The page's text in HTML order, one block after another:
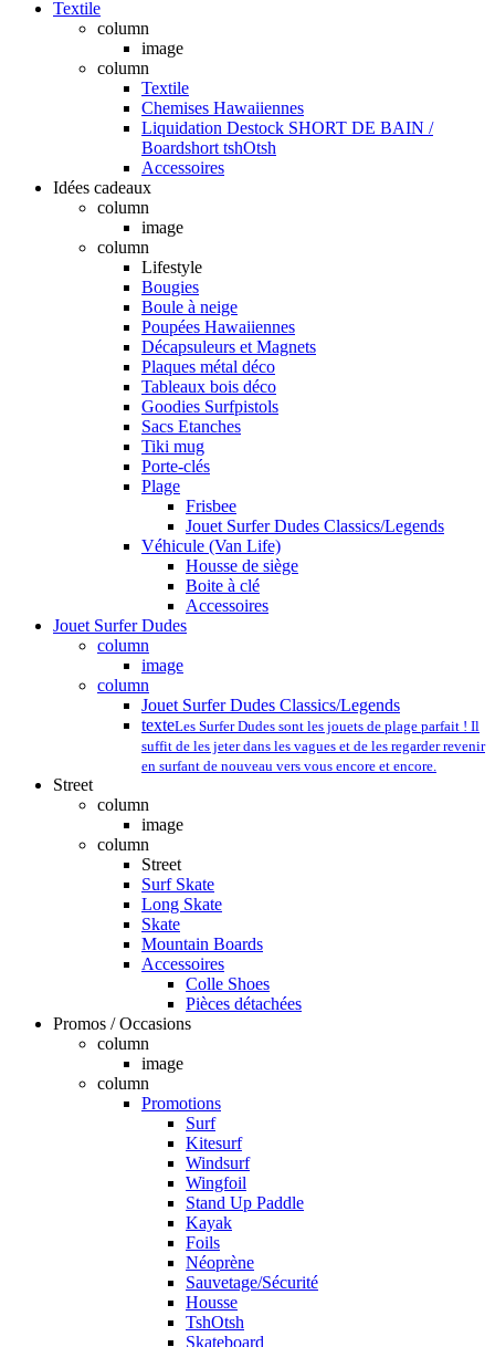
Textile
column
image
column
Textile
Chemises Hawaiiennes
Liquidation Destock SHORT DE BAIN /
Boardshort tshOtsh
Accessoires
Idées cadeaux
column
image
column
Lifestyle
Bougies
Boule à neige
Poupées Hawaiiennes
Décapsuleurs et Magnets
Plaques métal déco
Tableaux bois déco
Goodies Surfpistols
Sacs Etanches
Tiki mug
Porte-clés
Plage
Frisbee
Jouet Surfer Dudes Classics/Legends
Véhicule (Van Life)
Housse de siège
Boite à clé
Accessoires
Jouet Surfer Dudes
column
image
column
Jouet Surfer Dudes Classics/Legends
texteLes Surfer Dudes sont les jouets de plage parfait ! Il
suffit de les jeter dans les vagues et de les regarder revenir
en surfant de nouveau vers vous encore et encore.
Street
column
image
column
Street
Surf Skate
Long Skate
Skate
Mountain Boards
Accessoires
Colle Shoes
Pièces détachées
Promos / Occasions
column
image
column
Promotions
Surf
Kitesurf
Windsurf
Wingfoil
Stand Up Paddle
Kayak
Foils
Néoprène
Sauvetage/Sécurité
Housse
TshOtsh
Skateboard